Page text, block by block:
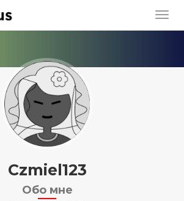
Czmiel123
Обо мне